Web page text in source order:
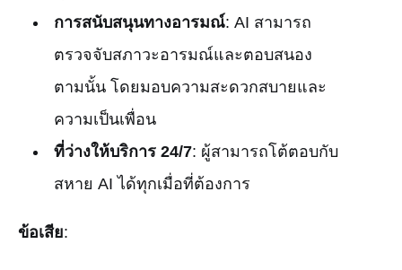
การสนับสนุนทางอารมณ์: AI สามารถ
ตรวจจับสภาวะอารมณ์และตอบสนอง
ตามนั้น โดยมอบความสะดวกสบายและ
ความเป็นเพื่อน
ที่ว่างให้บริการ 24/7: ผู้สามารถโต้ตอบกับ
สหาย AI ได้ทุกเมื่อที่ต้องการ
ข้อเสีย: